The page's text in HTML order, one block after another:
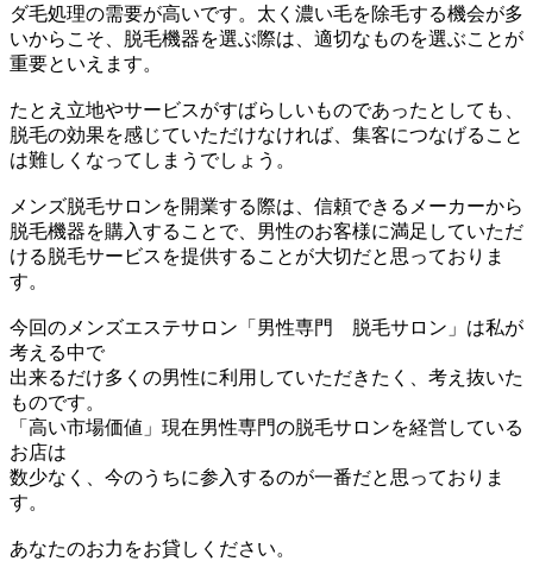
ダ毛処理の需要が高いです。太く濃い毛を除毛する機会が多
いからこそ、脱毛機器を選ぶ際は、適切なものを選ぶことが
重要といえます。
たとえ立地やサービスがすばらしいものであったとしても、
脱毛の効果を感じていただけなければ、集客につなげること
は難しくなってしまうでしょう。
メンズ脱毛サロンを開業する際は、信頼できるメーカーから
脱毛機器を購入することで、男性のお客様に満足していただ
ける脱毛サービスを提供することが大切だと思っておりま
す。
今回のメンズエステサロン「男性専門 脱毛サロン」は私が
考える中で
出来るだけ多くの男性に利用していただきたく、考え抜いた
ものです。
「高い市場価値」現在男性専門の脱毛サロンを経営している
お店は
数少なく、今のうちに参入するのが一番だと思っておりま
す。
あなたのお力をお貸しください。